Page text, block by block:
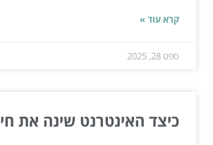
קרא עוד »
ספט 28, 2025
כיצד האינטרנט שינה את